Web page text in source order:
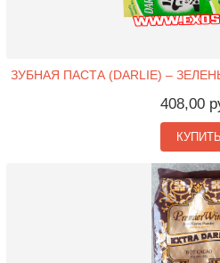
ЗУБНАЯ ПАСТА (DARLIE) –
408,00
КУПИТЬ